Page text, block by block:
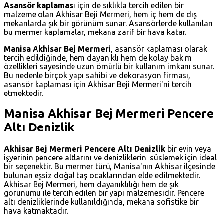
Asansör kaplaması için de sıklıkla tercih edilen bir
malzeme olan Akhisar Beji Mermeri, hem iç hem de dış
mekanlarda şık bir görünüm sunar. Asansörlerde kullanılan
bu mermer kaplamalar, mekana zarif bir hava katar.
Manisa Akhisar Bej Mermeri , asansör kaplaması olarak
tercih edildiğinde, hem dayanıklı hem de kolay bakım
özellikleri sayesinde uzun ömürlü bir kullanım imkanı sunar.
Bu nedenle birçok yapı sahibi ve dekorasyon firması,
asansör kaplaması için Akhisar Beji Mermeri'ni tercih
etmektedir.
Manisa Akhisar Bej Mermeri Pencere
Altı Denizlik
Akhisar Bej Mermeri Pencere Altı Denizlik bir evin veya
işyerinin pencere altlarını ve denizliklerini süslemek için ideal
bir seçenektir. Bu mermer türü, Manisa'nın Akhisar ilçesinde
bulunan eşsiz doğal taş ocaklarından elde edilmektedir.
Akhisar Bej Mermeri, hem dayanıklılığı hem de şık
görünümü ile tercih edilen bir yapı malzemesidir. Pencere
altı denizliklerinde kullanıldığında, mekana sofistike bir
hava katmaktadır.